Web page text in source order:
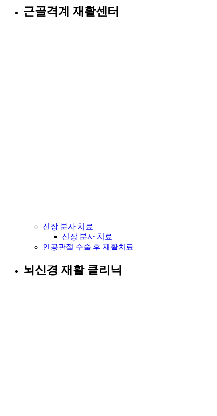
근골격계 재활센터
신장 분사 치료
신장 분사 치료
인공관절 수술 후 재활치료
뇌신경 재활 클리닉